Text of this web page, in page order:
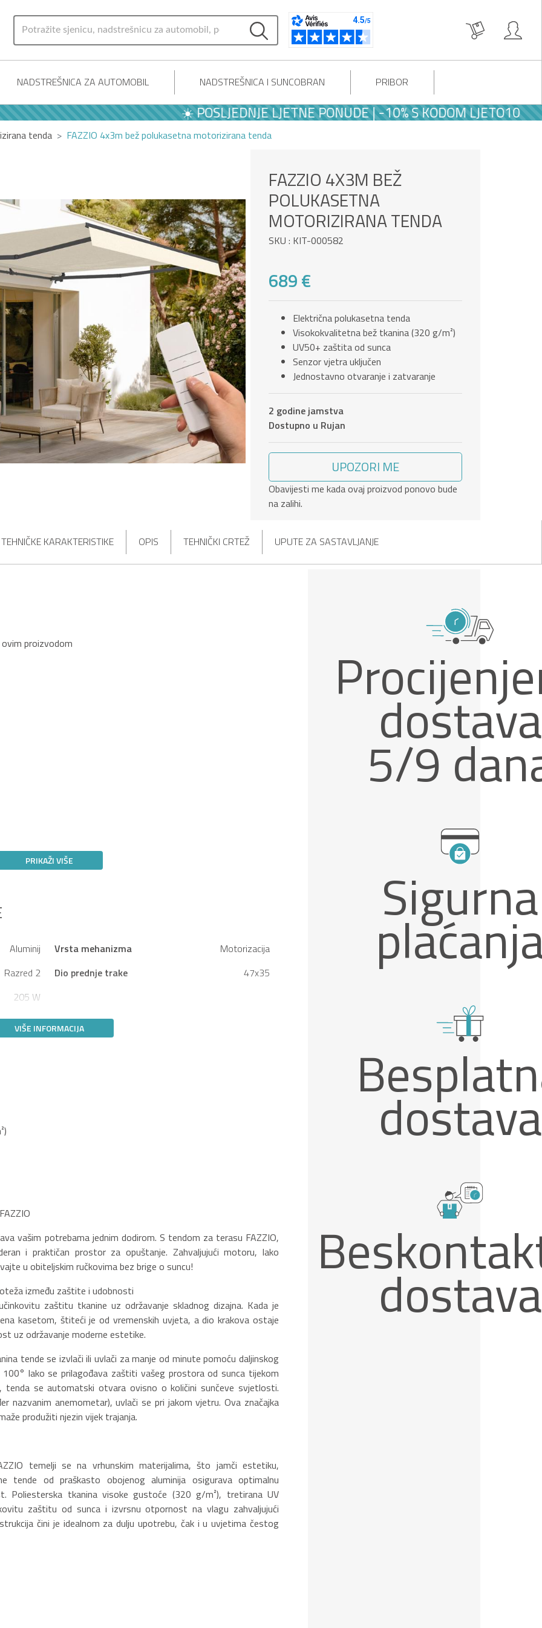
NADSTREŠNICA ZA AUTOMOBIL NADSTREŠNICA I SUNCOBRAN PRIBOR
☀️ POSLJEDNJE LJETNE PONUDE | -10% S KODOM LJETO10
tenda FAZZIO 4x3m bež polukasetna motorizirana tenda
FAZZIO 4X3M BEŽ
POLUKASETNA
MOTORIZIRANA TENDA
SKU : KIT-000582
689 €
Električna polukasetna tenda
Visokokvalitetna bež tkanina (320 g/m²)
UV50+ zaštita od sunca
Senzor vjetra uključen
Jednostavno otvaranje i zatvaranje
2 godine jamstva
Dostupno u Rujan
UPOZORI ME
Obavijesti me kada ovaj proizvod ponovo bude
na zalihi.
TEHNIČKE KARAKTERISTIKE OPIS TEHNIČKI CRTEŽ UPUTE ZA SASTAVLJANJE
proizvodom
PRIKAŽI VIŠE
Aluminij Vrsta mehanizma
Motorizacija
Razred 2 Dio prednje trake
47x35
205 W
VIŠE INFORMACIJA
vašim potrebama jednim dodirom. S tendom za terasu FAZZIO,
i praktičan prostor za opuštanje. Zahvaljujući motoru, lako
u obiteljskim ručkovima bez brige o suncu!
između zaštite i udobnosti
zaštitu tkanine uz održavanje skladnog dizajna. Kada je
kasetom, štiteći je od vremenskih uvjeta, a dio krakova ostaje
uz održavanje moderne estetike.
tende se izvlači ili uvlači za manje od minute pomoću daljinskog
lako se prilagođava zaštiti vašeg prostora od sunca tijekom
tenda se automatski otvara ovisno o količini sunčeve svjetlosti.
nazvanim anemometar), uvlači se pri jakom vjetru. Ova značajka
produžiti njezin vijek trajanja.
temelji se na vrhunskim materijalima, što jamči estetiku,
tende od praškasto obojenog aluminija osigurava optimalnu
Poliesterska tkanina visoke gustoće (320 g/m²), tretirana UV
zaštitu od sunca i izvrsnu otpornost na vlagu zahvaljujući
čini je idealnom za dulju upotrebu, čak i u uvjetima čestog
dostava
5/9
Sigurna
dostava
dostava